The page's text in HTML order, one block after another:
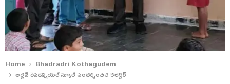
Home
Bhadradri Kothagudem
అర్బన్ రెసిడెన్షియల్ స్కూల్ సందర్శించిన కలెక్టర్